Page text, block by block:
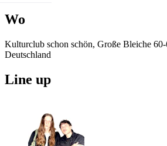
Wo
Kulturclub schon schön, Große Bleiche
Deutschland
Line up